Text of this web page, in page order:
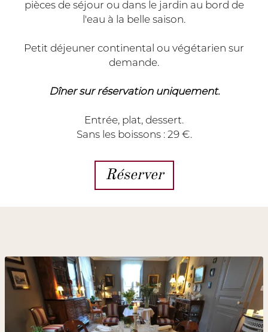
pièces de séjour ou dans le jardin au bord de
l'eau à la belle saison.
Petit déjeuner continental ou végétarien sur
demande.
Dîner sur réservation uniquement.
Entrée, plat, dessert.
Sans les boissons : 29 €.
Réserver